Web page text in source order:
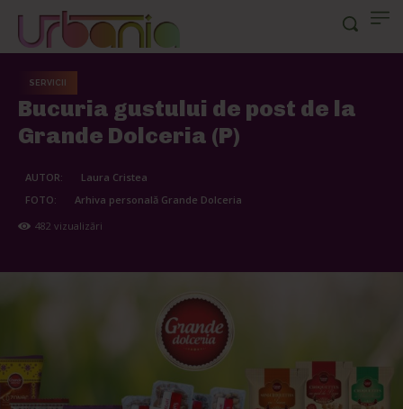
SERVICII
Bucuria gustului de post de la
Grande Dolceria (P)
AUTOR:
Laura Cristea
FOTO:
Arhiva personală Grande Dolceria
482 vizualizări